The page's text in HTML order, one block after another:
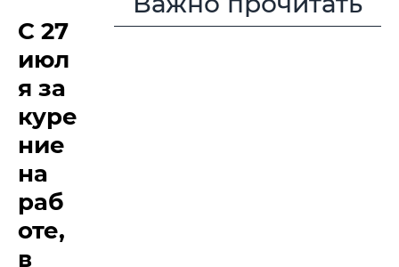
С 27
июл
я за
куре
ние
на
раб
оте,
в